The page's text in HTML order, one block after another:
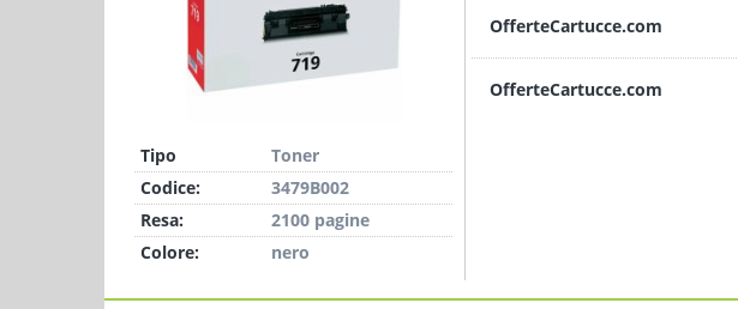
Tipo
Toner
Codice:
3479B002
Resa:
2100 pagine
Colore:
nero
OfferteCartucce.com
OfferteCartucce.com